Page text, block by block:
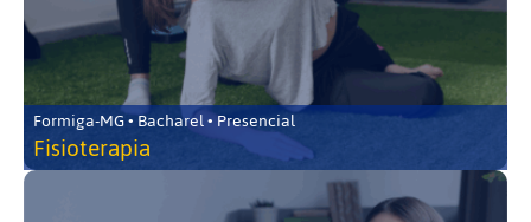
Formiga-MG • Bacharel • Presencial
Fisioterapia